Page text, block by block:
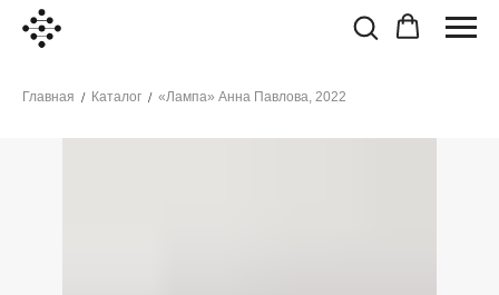
Главная / Каталог / «Лампа» Анна Павлова, 2022